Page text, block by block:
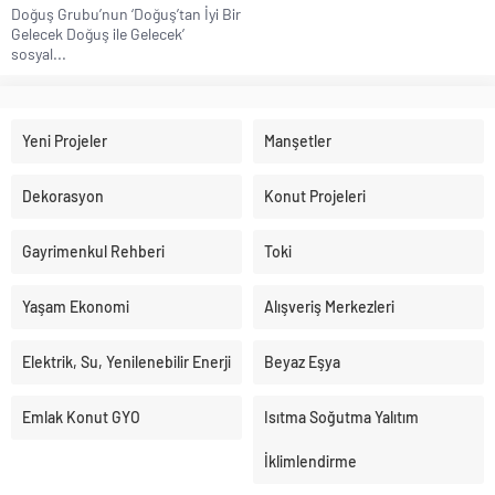
Doğuş Grubu’nun ‘Doğuş’tan İyi Bir
Gelecek Doğuş ile Gelecek’
sosyal...
Yeni Projeler Manşetler
Dekorasyon Konut Projeleri
Gayrimenkul Rehberi Toki
Yaşam Ekonomi Alışveriş Merkezleri
Elektrik, Su, Yenilenebilir Enerji Beyaz Eşya
Emlak Konut GYO Isıtma Soğutma Yalıtım
İklimlendirme